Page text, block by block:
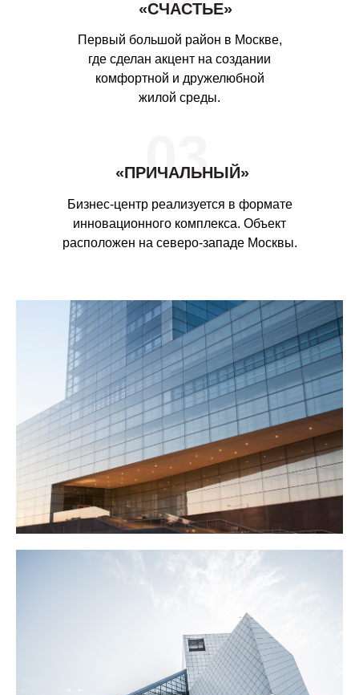
«СЧАСТЬЕ»
Первый большой район в Москве,
где сделан акцент на создании
комфортной и дружелюбной
жилой среды.
03
«ПРИЧАЛЬНЫЙ»
Бизнес-центр реализуется в формате
инновационного комплекса. Объект
расположен на северо-западе Москвы.